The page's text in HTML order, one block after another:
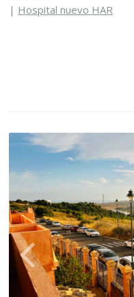
| Hospital nuevo HAR